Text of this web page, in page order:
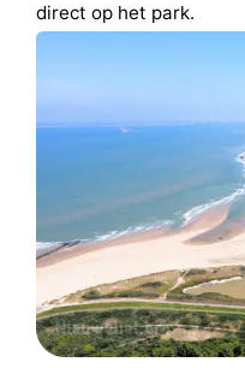
adressen
Regio
Veere
Domburg
Zoutelande
direct op het park.